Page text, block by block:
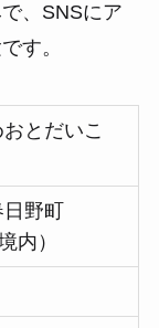
、SNSにア
す。
とだいこ
野町
内）